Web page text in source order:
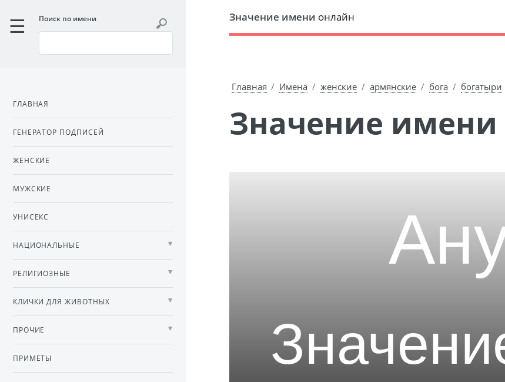
Значение имени онлайн
Главная Имена женские армянские бога богатыри
Значение
Поиск по имени
ГЛАВНАЯ
ГЕНЕРАТОР ПОДПИСЕЙ
ЖЕНСКИЕ
МУЖСКИЕ
УНИСЕКС
НАЦИОНАЛЬНЫЕ
РЕЛИГИОЗНЫЕ
КЛИЧКИ ДЛЯ ЖИВОТНЫХ
ПРОЧИЕ
ПРИМЕТЫ